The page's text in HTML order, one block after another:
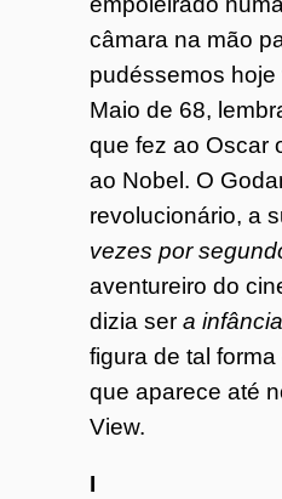
câmara na mão
pudéssemos
Maio de 68,
que fez ao Oscar
ao Nobel. O
revolucionário, a
vezes por
aventureiro do
dizia ser a
figura de tal
que aparece até
View.
I